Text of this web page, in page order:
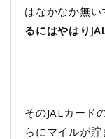
はなかなか無い
るにはやはり
そのJALカード
らにマイルが貯